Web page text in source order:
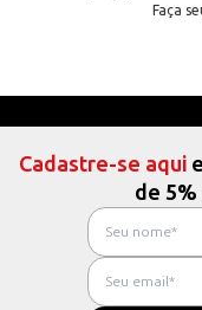
Faça
Cadastre-se aqui
de